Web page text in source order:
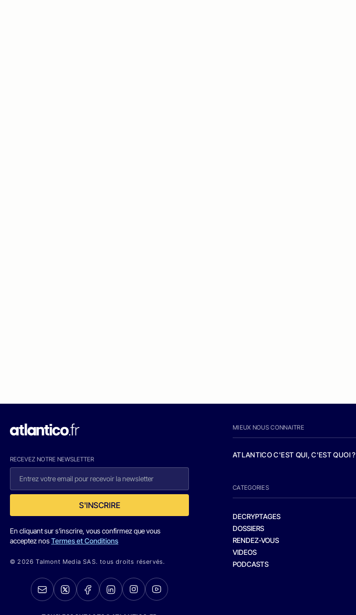
RECEVEZ NOTRE NEWSLETTER
S'INSCRIRE
En cliquant sur s'inscrire, vous confirmez que vous
acceptez nosTermes et Conditions
© 2026 Talmont Media SAS. tous droits réservés.
MIEUX NOUS CONNAITRE
ATLANTICO C'EST QUI, C'EST QUOI ?
CATEGORIES
DECRYPTAGES
DOSSIERS
RENDEZ-VOUS
VIDEOS
PODCASTS